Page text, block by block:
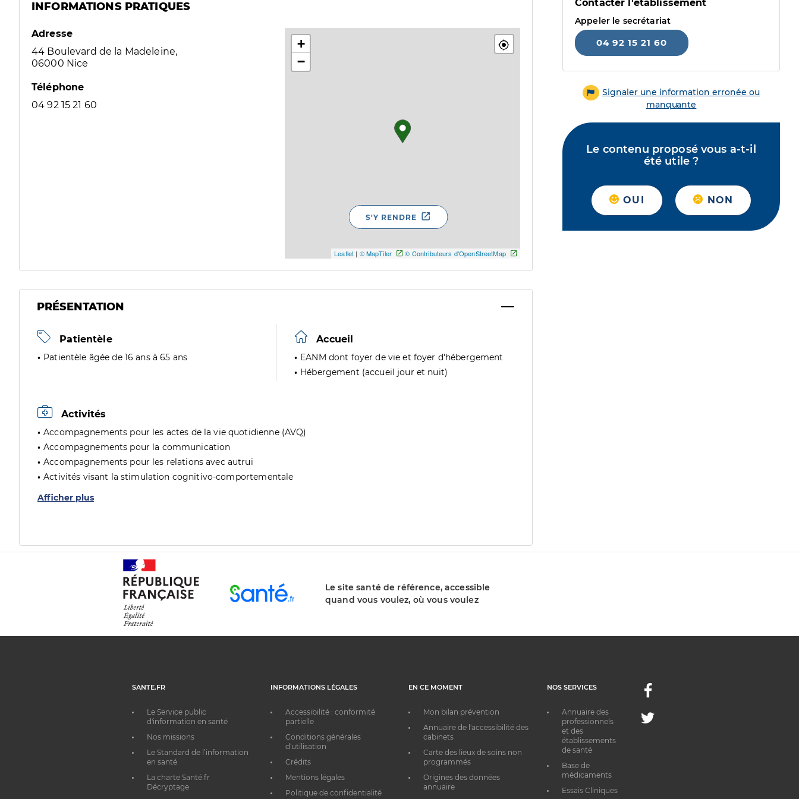
INFORMATIONS PRATIQUES
Adresse
44 Boulevard de la Madeleine,
06000 Nice
Téléphone
04 92 15 21 60
+
−
Leaflet | © MapTiler © Contributeurs d'OpenStreetMap
S'Y RENDRE
PRÉSENTATION
Patientèle
Patientèle âgée de 16 ans à 65 ans
Accueil
EANM dont foyer de vie et foyer d'hébergement
Hébergement (accueil jour et nuit)
Activités
Accompagnements pour les actes de la vie quotidienne (AVQ)
Accompagnements pour la communication
Accompagnements pour les relations avec autrui
Activités visant la stimulation cognitivo-comportementale
Afficher plus
Contacter l'établissement
Appeler le secrétariat
04 92 15 21 60
Signaler une information erronée ou
manquante
Le contenu proposé vous a-t-il
été utile ?
OUI NON
Le site santé de référence, accessible
quand vous voulez, où vous voulez
SANTE.FR
Le Service public
d'information en santé
Nos missions
Le Standard de l’information
en santé
La charte Santé.fr
Décryptage
INFORMATIONS LÉGALES
Accessibilité : conformité
partielle
Conditions générales
d'utilisation
Crédits
Mentions légales
Politique de confidentialité
EN CE MOMENT
Mon bilan prévention
Annuaire de l'accessibilité des
cabinets
Carte des lieux de soins non
programmés
Origines des données
annuaire
NOS SERVICES
Annuaire des
professionnels
et des
établissements
de santé
Base de
médicaments
Essais Cliniques
Facebook
Twitter